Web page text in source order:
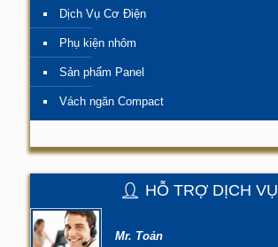
Dịch Vụ Cơ Điện
Phụ kiện nhôm
Sản phẩm Panel
Vách ngăn Compact
HỖ TRỢ DỊCH VỤ
Mr. Toản